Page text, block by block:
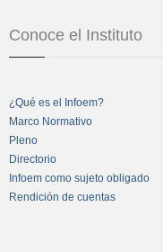
Conoce el Instituto
¿Qué es el Infoem?
Marco Normativo
Pleno
Directorio
Infoem como sujeto obligado
Rendición de cuentas